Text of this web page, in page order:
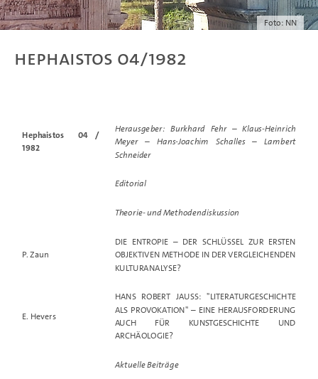
Foto: NN
Hephaistos 04/1982
Hephaistos 04 /
1982
Herausgeber: Burkhard Fehr – Klaus-Heinrich
Meyer – Hans-Joachim Schalles – Lambert
Schneider
Editorial
Theorie- und Methodendiskussion
P. Zaun
DIE ENTROPIE –DER SCHLÜSSEL ZUR ERSTEN
OBJEKTIVEN METHODE IN DER VERGLEICHENDEN
KULTURANALYSE?
E. Hevers
HANS ROBERT JAUSS: "LITERATURGESCHICHTE
ALS PROVOKATION" – EINE HERAUSFORDERUNG
AUCH FÜR KUNSTGESCHICHTE UND
ARCHÄOLOGIE?
Aktuelle Beiträge